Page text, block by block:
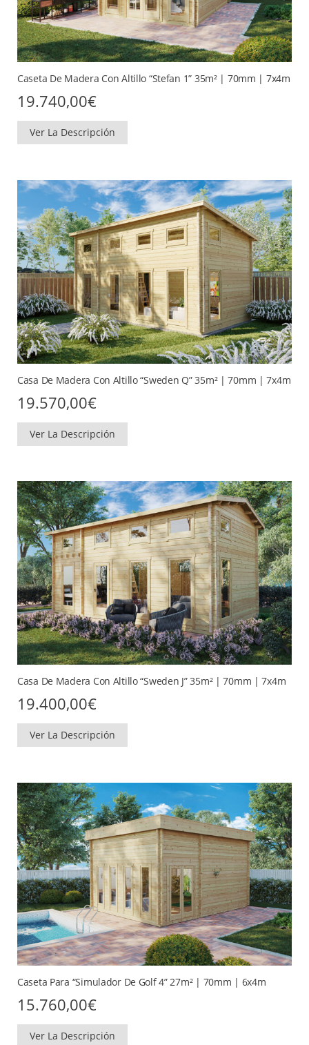
Caseta De Madera Con Altillo “Stefan 1” 35m² | 70mm | 7x4m
19.740,00€
Ver La Descripción
Casa De Madera Con Altillo “Sweden Q” 35m² | 70mm | 7x4m
19.570,00€
Ver La Descripción
Casa De Madera Con Altillo “Sweden J” 35m² | 70mm | 7x4m
19.400,00€
Ver La Descripción
Caseta Para “Simulador De Golf 4” 27m² | 70mm | 6x4m
15.760,00€
Ver La Descripción